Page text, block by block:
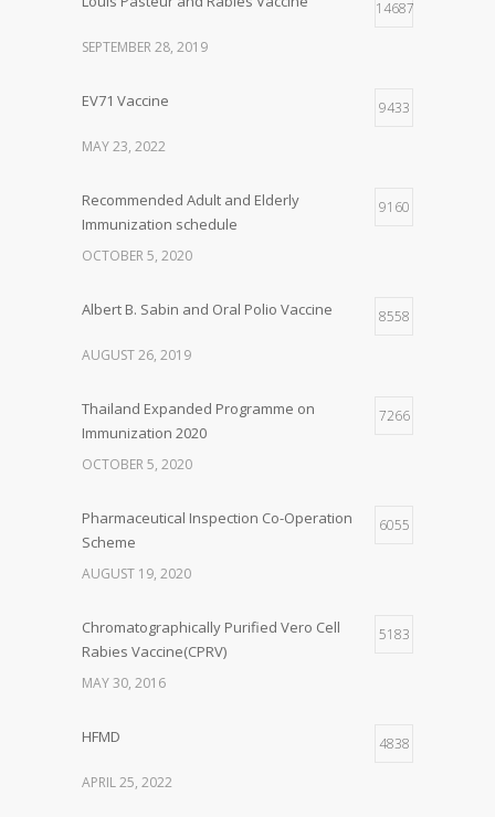
14687
SEPTEMBER 28, 2019
EV71 Vaccine 9433
MAY 23, 2022
Recommended Adult and Elderly
Immunization schedule
9160
OCTOBER 5, 2020
Albert B. Sabin and Oral Polio Vaccine 8558
AUGUST 26, 2019
Thailand Expanded Programme on
Immunization 2020
7266
OCTOBER 5, 2020
Pharmaceutical Inspection Co-Operation
Scheme
6055
AUGUST 19, 2020
Chromatographically Purified Vero Cell
Rabies Vaccine(CPRV)
5183
MAY 30, 2016
HFMD 4838
APRIL 25, 2022